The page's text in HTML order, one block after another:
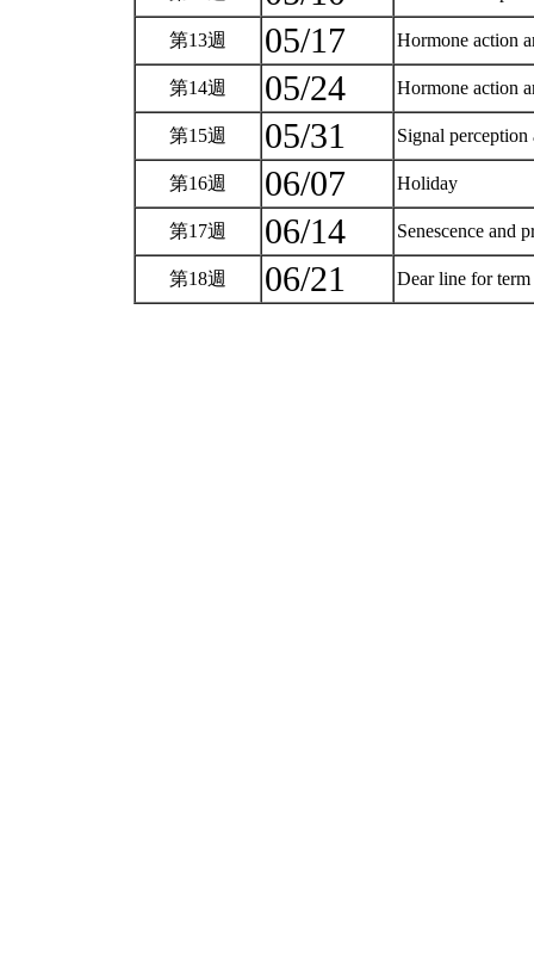
第13週 05/17 Hormone action
第14週 05/24 Hormone action
第15週 05/31 Signal
第16週 06/07 Holiday
第17週 06/14 Senescence and
第18週 06/21 Dear line for